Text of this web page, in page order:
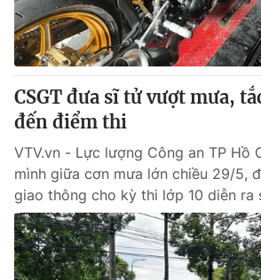
Giấy phép hoạt động báo in và báo điện
cấp ngày 29/12/2023
Tổng Biên tập:Vũ Thanh Thủy
Phó Tổng Biên tập:Nguyễn Thị Mỹ Hạnh,
Nguyễn Trọng Ninh
Tổng đài VTV: 024.38 355 931 - 024.38
024.66 897 897
Email: toasoan@vtv.vn
Liên hệ quảng cáo:024-7300.7108
CSGT đưa sĩ tử vượt mưa,
đến điểm thi
VTV.vn - Lực lượng Công an TP Hồ
mình giữa cơn mưa lớn chiều 29/5,
giao thông cho kỳ thi lớp 10 diễn ra